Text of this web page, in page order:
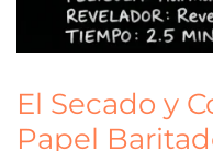
El Secado y
Papel